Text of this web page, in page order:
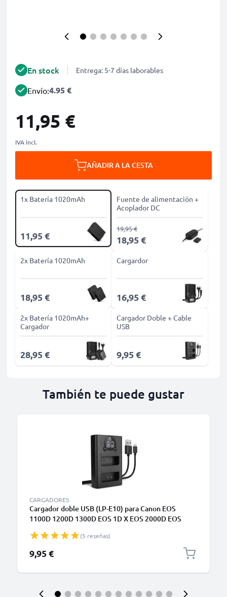
En stock Entrega: 5-7 días laborables
Envío:4.95 €
11,95 €
IVA incl.
AÑADIR A LA CESTA
1x Batería 1020mAh
11,95 €
Fuente de alimentación +
Acoplador DC
18,95 €
19,95 €
2x Batería 1020mAh
18,95 €
Cargardor
16,95 €
2x Batería 1020mAh+
Cargador
28,95 €
Cargador Doble + Cable
USB
9,95 €
También te puede gustar
CARGADORES
Cargador doble USB (LP-E10) para Canon EOS
1100D 1200D 1300D EOS 1D X EOS 2000D EOS
Cable USB de CELLONIC
(5 reseñas)
9,95 €